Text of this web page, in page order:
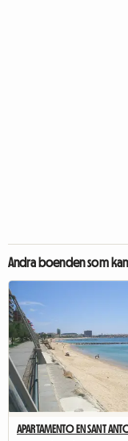
Andra boenden som